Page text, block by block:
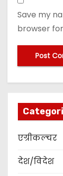
Save my
browser
एग्रीकल्चर
देश/विदेश